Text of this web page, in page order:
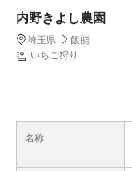
内野きよし農園
埼玉県
飯能
いちご狩り
名称